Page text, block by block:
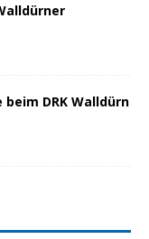
DRK Walldürn